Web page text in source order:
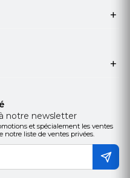
jusqu'à 48 kHz / 16-bit
kHz / 24-bit
notre newsletter
et spécialement les ventes
notre liste de ventes privées.